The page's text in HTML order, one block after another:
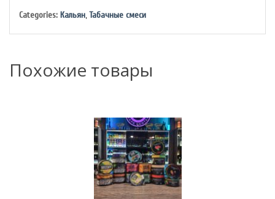
Categories: Кальян,Табачные смеси
Похожие товары